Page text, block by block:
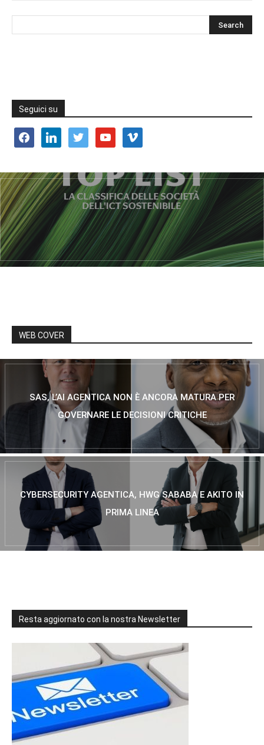
Seguici su
facebooklinkedin twitter youtube vimeo
WEB COVER
SAS, L’AI AGENTICA NON È ANCORA MATURA PER
GOVERNARE LE DECISIONI CRITICHE
CYBERSECURITY AGENTICA, HWG SABABA E AKITO IN
PRIMA LINEA
Resta aggiornato con la nostra Newsletter